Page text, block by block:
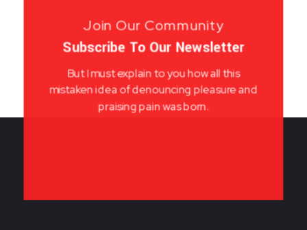
Join Our Community
Subscribe To Our Newsletter
But I must explain to you how all this
mistaken idea of denouncing pleasure and
praising pain was born.